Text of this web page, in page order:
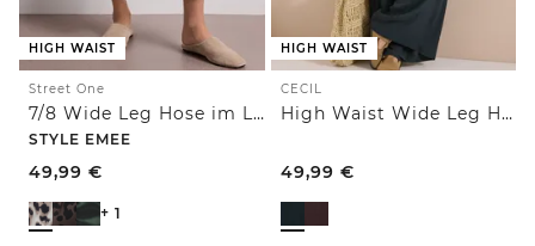
HIGH WAIST
Street One
7/8 Wide Leg Hose im Loose Fit mit Print
STYLE EMEE
49,99 €
+ 1
HIGH WAIST
CECIL
High Waist Wide Leg Hose im Loose Fit
49,99 €